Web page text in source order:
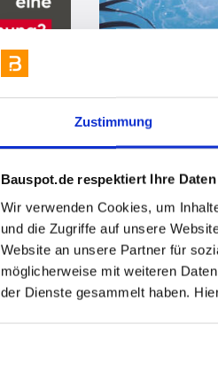
Zustimmung
Bauspot.de respektiert Ihre Daten
Wir verwenden Cookies, um
und die Zugriffe auf unsere
Website an unsere Partner für
möglicherweise mit weiteren
der Dienste gesammelt haben.
vor 1